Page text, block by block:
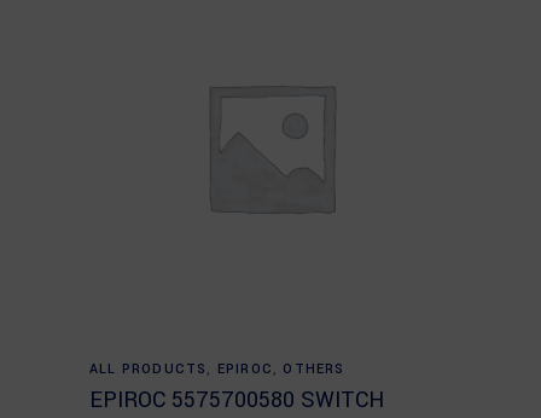
Read more
ALL PRODUCTS , EPIROC , OTHERS
EPIROC 5575700580 SWITCH